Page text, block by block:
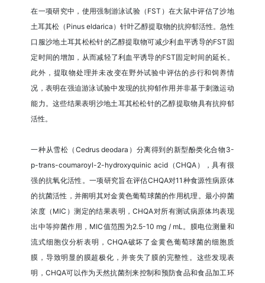
在一项研究中，使用强制游泳试验（FST）在大鼠中评估了沙地
土耳其松（Pinus eldarica）针叶乙醇提取物的抗抑郁活性。急性
口服沙地土耳其松松针的乙醇提取物可减少利血平诱导的FST固
定时间的增加，从而减轻了利血平诱导的FST固定时间的延长。
此外，提取物处理并未改变在野外试验中评估的步行和饲养情
况，表明在强迫游泳试验中发现的抗抑郁作用并非基于刺激运动
能力。这些结果表明沙地土耳其松松针的乙醇提取物具有抗抑郁
活性。
一种从雪松（Cedrus deodara）分离得到的新型酚类化合物3-
p-trans-coumaroyl-2-hydroxyquinic acid（CHQA），具有很
强的抗氧化活性。一项研究旨在评估CHQA对11种食源性病原体
的抗菌活性，并阐明其对金黄色葡萄球菌的作用机理。最小抑菌
浓度（MIC）测定的结果表明，CHQA对所有测试病原体均表现
出中等抑菌作用，MIC值范围为2.5-10 mg / mL。膜电位测量和
流式细胞仪分析表明，CHQA破坏了金黄色葡萄球菌的细胞质
膜，导致明显的膜超极化，并丧失了膜的完整性。这些发现表
明，CHQA可以作为天然抗菌剂来控制和预防食品和食品加工环